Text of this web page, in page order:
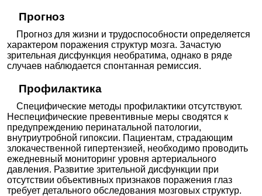
Прогноз
Прогноз для жизни и трудоспособности определяется
характером поражения структур мозга. Зачастую
зрительная дисфункция необратима, однако в ряде
случаев наблюдается спонтанная ремиссия.
Профилактика
Специфические методы профилактики отсутствуют.
Неспецифические превентивные меры сводятся к
предупреждению перинатальной патологии,
внутриутробной гипоксии. Пациентам, страдающим
злокачественной гипертензией, необходимо проводить
ежедневный мониторинг уровня артериального
давления. Развитие зрительной дисфункции при
отсутствии объективных признаков поражения глаз
требует детального обследования мозговых структур.